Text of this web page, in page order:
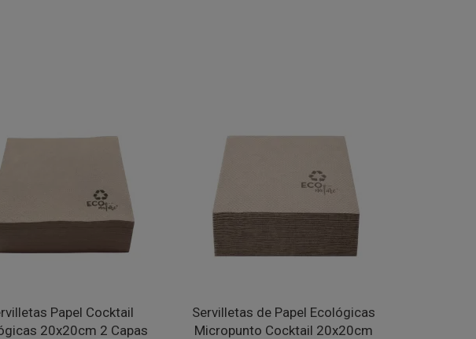
Papel Cocktail
20x20cm 2 Capas
Servilletas de Papel Ecológicas
Micropunto Cocktail 20x20cm